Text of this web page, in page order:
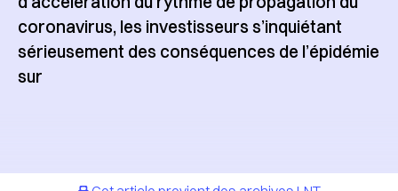
coronavirus, les investisseurs s’inquiétant
sérieusement des conséquences de l’épidémie
sur